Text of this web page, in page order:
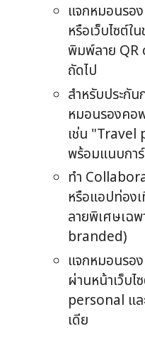
แจกหมอนรอ
หรือเว็บไซต์
พิมพ์ลาย QR
ถัดไป
สำหรับประกั
หมอนรองคอ
เช่น
พร้อมแนบกา
ทำ
หรือแอปท่อง
ลายพิเศษเฉ
branded)
แจกหมอนรอ
ผ่านหน้าเว็บ
personal แล
เดีย